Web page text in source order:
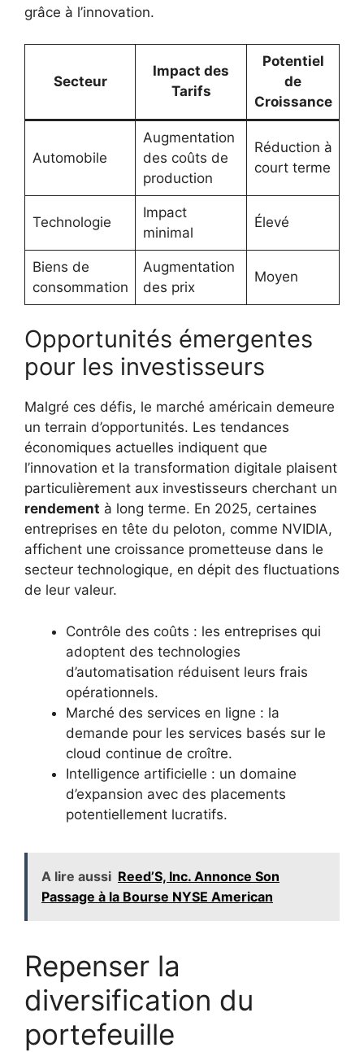
grâce à l’innovation.
Secteur
Impact des
Tarifs
Potentiel
de
Croissance
Automobile
Augmentation
des coûts de
production
Réduction à
court terme
Technologie
Impact
minimal
Élevé
Biens de
consommation
Augmentation
des prix
Moyen
Opportunités émergentes
pour les investisseurs
Malgré ces défis, le marché américain demeure
un terrain d’opportunités. Les tendances
économiques actuelles indiquent que
l’innovation et la transformation digitale plaisent
particulièrement aux investisseurs cherchant un
rendement à long terme. En 2025, certaines
entreprises en tête du peloton, comme NVIDIA,
affichent une croissance prometteuse dans le
secteur technologique, en dépit des fluctuations
de leur valeur.
Contrôle des coûts : les entreprises qui
adoptent des technologies
d’automatisation réduisent leurs frais
opérationnels.
Marché des services en ligne : la
demande pour les services basés sur le
cloud continue de croître.
Intelligence artificielle : un domaine
d’expansion avec des placements
potentiellement lucratifs.
A lire aussi Reed’S, Inc. Annonce Son
Passage à la Bourse NYSE American
Repenser la
diversification du
portefeuille